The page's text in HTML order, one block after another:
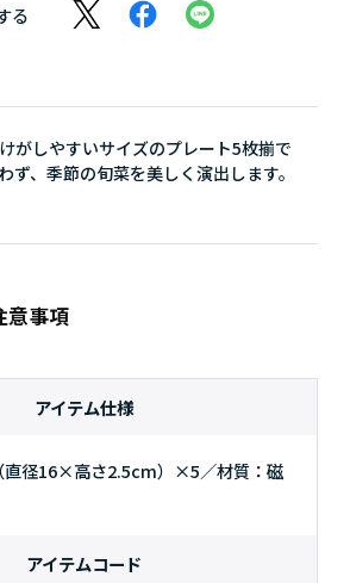
る
がしやすいサイズのプレート5枚揃で
ず、季節の旬菜を美しく演出します。
意事項
アイテム仕様
直径16×高さ2.5cm）×5／材質：磁
アイテムコード